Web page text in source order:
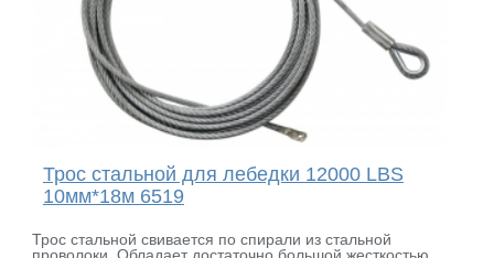
Трос стальной для лебедки 12000 LBS
10мм*18м 6519
Трос стальной свивается по спирали из стальной